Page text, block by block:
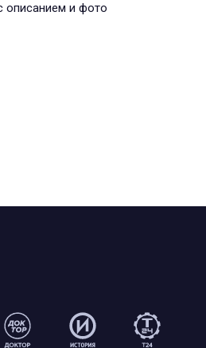
описанием и фото